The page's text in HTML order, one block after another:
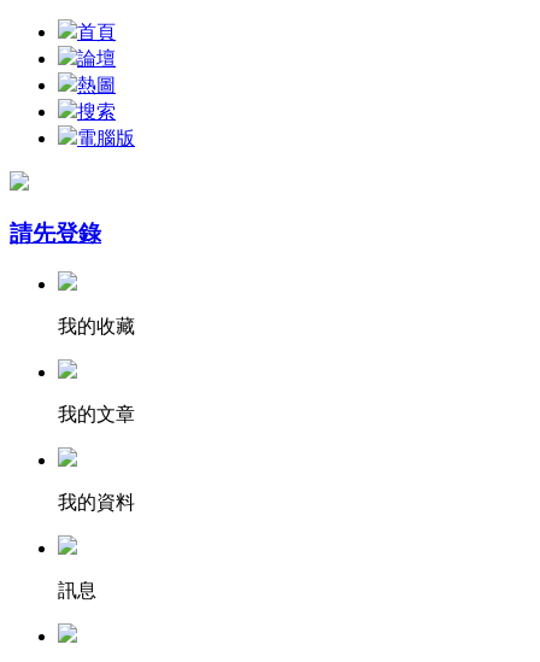
首頁
論壇
熱圖
搜索
電腦版
請先登錄
我的收藏
我的文章
我的資料
訊息